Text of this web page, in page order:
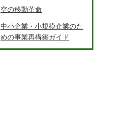
空の移動革命
中小企業・小規模企業のた
めの事業再構築ガイド